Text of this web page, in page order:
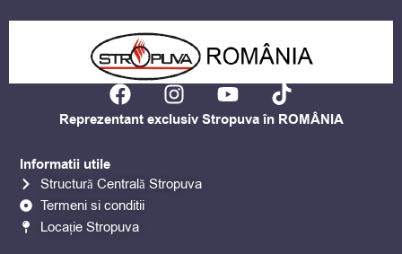
F
a
b
o
o
I
n
a
g
Y
o
u
T
i
Reprezentant exclusiv Stropuva în ROMÂNIA
Informatii utile
Structură Centrală Stropuva
Termeni si conditii
Locație Stropuva